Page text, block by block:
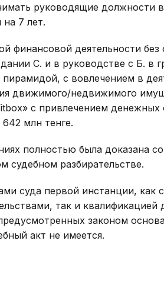
руководящие должности
7 лет.
финансовой деятельности без
С. и в руководстве с Б. в
с вовлечением в
движимого/недвижимого
с привлечением денежных
млн тенге.
полностью была доказана
судебном разбирательстве.
суда первой инстанции, как с
так и квалификацией
законом
акт не имеется.